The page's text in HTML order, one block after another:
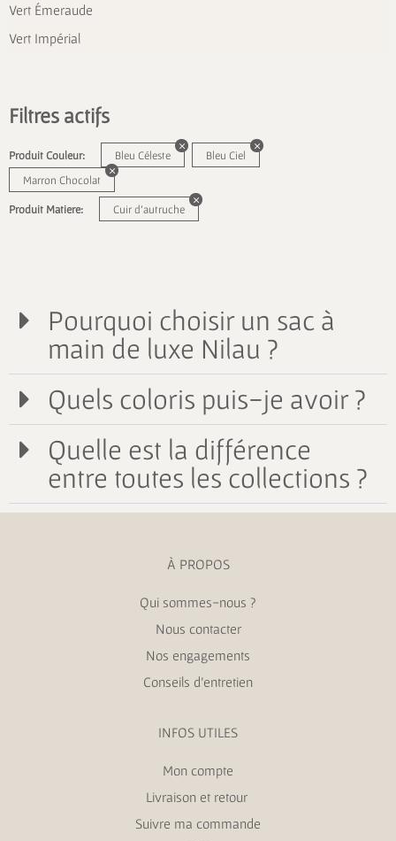
Vert Émeraude
Vert Impérial
Filtres actifs
Produit Couleur: Bleu Céleste
Bleu Ciel
Marron Chocolat
Produit Matiere: Cuir d'autruche
Pourquoi choisir un sac à
main de luxe Nilau ?
Quels coloris puis-je avoir ?
Quelle est la différence
entre toutes les collections ?
À PROPOS
Qui sommes-nous ?
Nous contacter
Nos engagements
Conseils d’entretien
INFOS UTILES
Mon compte
Livraison et retour
Suivre ma commande